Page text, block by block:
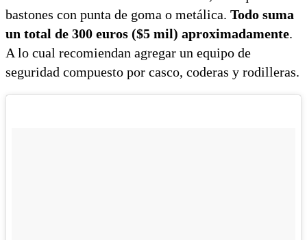
bastones con punta de goma o metálica. Todo suma
un total de 300 euros ($5 mil) aproximadamente.
A lo cual recomiendan agregar un equipo de
seguridad compuesto por casco, coderas y rodilleras.